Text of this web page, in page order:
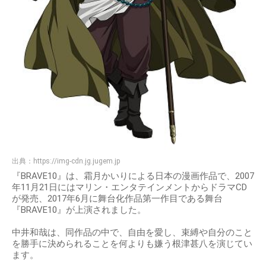
出典： https://img-cdn.jg.jugem.jp
『BRAVE10』は、霜月かいりによる日本の漫画作品で、2007
年11月21日にはマリン・エンタテインメントからドラマCD
が発売、2017年6月に舞台化作品第一作目である舞台
『BRAVE10』が上演されました。
中井和哉は、同作品の中で、自由を愛し、束縛や自分のこと
を勝手に決められることを何よりも嫌う根津甚八を演じてい
ます。